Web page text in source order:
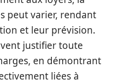
peut varier, rendant
et leur prévision.
justifier toute
en démontrant
liées à